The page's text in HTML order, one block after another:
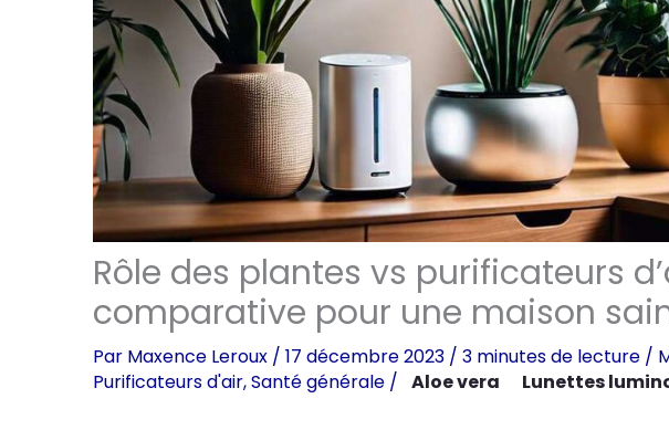
Rôle des plantes vs purificateurs
comparative pour une maison
Par Maxence Leroux / 17 décembre 2023 / 3 minutes de lecture /
Purificateurs d'air,Santé générale / Aloe vera Lunettes